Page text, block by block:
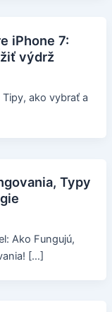
iPhone 7:
výdrž
Tipy, ako vybrať a
Typy
Ako Fungujú,
[…]